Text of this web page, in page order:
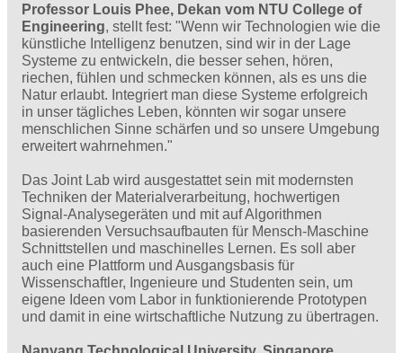
Professor Louis Phee, Dekan vom NTU College of
Engineering, stellt fest: "Wenn wir Technologien wie die
künstliche Intelligenz benutzen, sind wir in der Lage
Systeme zu entwickeln, die besser sehen, hören,
riechen, fühlen und schmecken können, als es uns die
Natur erlaubt. Integriert man diese Systeme erfolgreich
in unser tägliches Leben, könnten wir sogar unsere
menschlichen Sinne schärfen und so unsere Umgebung
erweitert wahrnehmen."
Das Joint Lab wird ausgestattet sein mit modernsten
Techniken der Materialverarbeitung, hochwertigen
Signal-Analysegeräten und mit auf Algorithmen
basierenden Versuchsaufbauten für Mensch-Maschine
Schnittstellen und maschinelles Lernen. Es soll aber
auch eine Plattform und Ausgangsbasis für
Wissenschaftler, Ingenieure und Studenten sein, um
eigene Ideen vom Labor in funktionierende Prototypen
und damit in eine wirtschaftliche Nutzung zu übertragen.